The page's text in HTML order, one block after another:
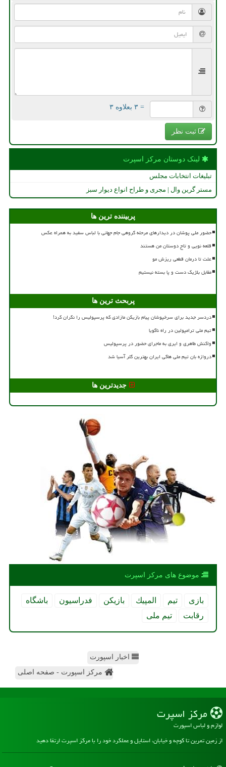
= ۳ بعلاوه ۳
ثبت نظر
لینک دوستان مركز اسپرت
تبلیغات انتخابات مجلس
مستر گرین وال | مجری و طراح انواع دیوار سبز
پربیننده ترین ها
حضور ملی پوشان در دیدارهای مرحله گروهی جام جهانی با لباس سفید به همراه عکس
قلعه نویی و تاج دوستان من هستند
علت تا درمان قطعی ریزش مو
مقابل بلژیک دست و پا بسته نیستیم
پربحث ترین ها
دردسر جدید برای سرخپوشان پیام بازیکن مازادی که پرسپولیس را نگران کرد!
تیم ملی ترامپولین در راه ناگویا
واکنش طاهری و ایری به ماجرای حضور در پرسپولیس
دروازه بان تیم ملی هاکی ایران بهترین گلر آسیا شد
جدیدترین ها
موضوع های مركز اسپرت
بازی تیم المپیك بازیكن فدراسیون
باشگاه
رقابت
تیم ملی
اخبار اسپورت
مرکز اسپورت - صفحه اصلی
مركز اسپرت
لوازم و لباس اسپورت
از زمین تمرین تا کوچه و خیابان، استایل و عملکرد خود را با مرکز اسپرت ارتقا دهید